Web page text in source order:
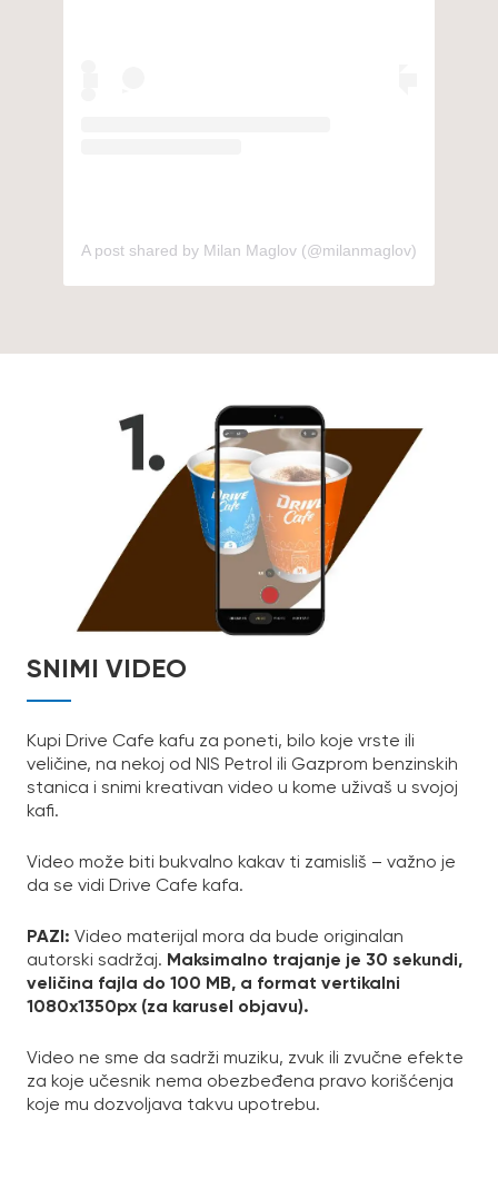
A post shared by Milan Maglov (@milanmaglov)
SNIMI VIDEO
Kupi Drive Cafe kafu za poneti, bilo koje vrste ili
veličine, na nekoj od NIS Petrol ili Gazprom benzinskih
stanica i snimi kreativan video u kome uživaš u svojoj
kafi.
Video može biti bukvalno kakav ti zamisliš – važno je
da se vidi Drive Cafe kafa.
PAZI: Video materijal mora da bude originalan
autorski sadržaj. Maksimalno trajanje je 30 sekundi,
veličina fajla do 100 MB, a format vertikalni
1080x1350px (za karusel objavu).
Video ne sme da sadrži muziku, zvuk ili zvučne efekte
za koje učesnik nema obezbeđena pravo korišćenja
koje mu dozvoljava takvu upotrebu.